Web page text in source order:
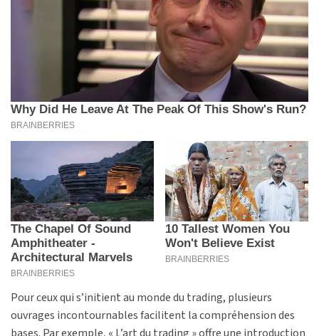
Pour ceux qui s’initient au monde du trading, plusieurs
ouvrages incontournables facilitent la compréhension des